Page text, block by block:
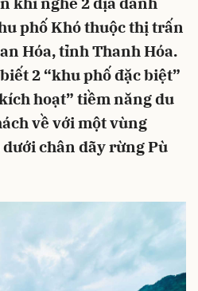
phố Khó thuộc thị trấn
Hóa, tỉnh Thanh Hóa.
2 “khu phố đặc biệt”
hoạt” tiềm năng du
về với một vùng
chân dãy rừng Pù
Hủy Gửi